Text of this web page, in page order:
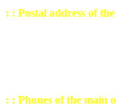
: : Postal address of
: : Phones of the main